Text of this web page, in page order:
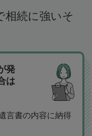
相続に強いそ
発
は
言書の内容に納得